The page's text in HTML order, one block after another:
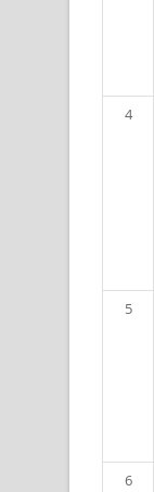
4
5
6